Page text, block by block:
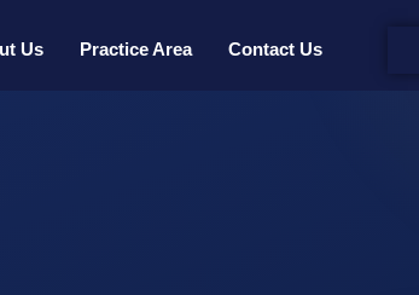
Us Practice Area Contact Us